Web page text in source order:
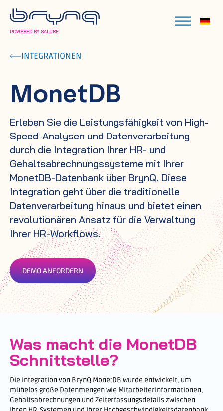
POWERED BY SALURE
INTEGRATIONEN
MonetDB
Erleben Sie die Leistungsfähigkeit von High-
Speed-Analysen und Datenverarbeitung
durch die Integration Ihrer HR- und
Gehaltsabrechnungssysteme mit Ihrer
MonetDB-Datenbank über BrynQ. Diese
Integration geht über die traditionelle
Datenverarbeitung hinaus und bietet einen
revolutionären Ansatz für die Verwaltung
Ihrer HR-Workflows.
DEMO ANFORDERN
Was macht die MonetDB
Schnittstelle?
Die Integration von BrynQ MonetDB wurde entwickelt, um
mühelos große Datenmengen wie Mitarbeiterinformationen,
Gehaltsabrechnungen und Zeiterfassungsdetails zwischen